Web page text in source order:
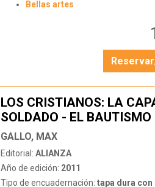
Bellas artes
LOS CRISTIANOS: LA
SOLDADO - EL BAUTISMO
- LA CRUZADA DEL
GALLO, MAX
Editorial: ALIANZA
Año de edición: 2011
Tipo de encuadernación: tapa dura con